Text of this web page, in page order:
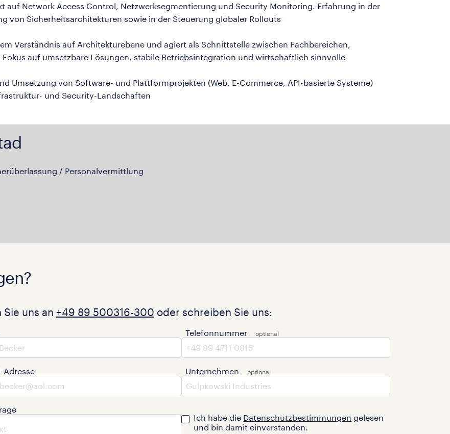
auf Network Access Control, Netzwerksegmentierung und Security Monitoring. Erfahrung in der
von Sicherheitsarchitekturen sowie in der Steuerung globaler Rollouts
Verständnis auf Architekturebene und agiert als Schnittstelle zwischen Fachbereichen,
auf umsetzbare Lösungen, stabile Betriebsintegration und wirtschaftlich sinnvolle
Umsetzung von Software- und Plattformprojekten (Web, E-Commerce, API-basierte Systeme)
und Security-Landschaften
/ Personalvermittlung
Sie uns an +49 89 500316-300 oder schreiben Sie uns:
Adresse
Telefonnummer
Unternehmen
Ich habe die Datenschutzbestimmungen gelesen
und bin damit einverstanden.